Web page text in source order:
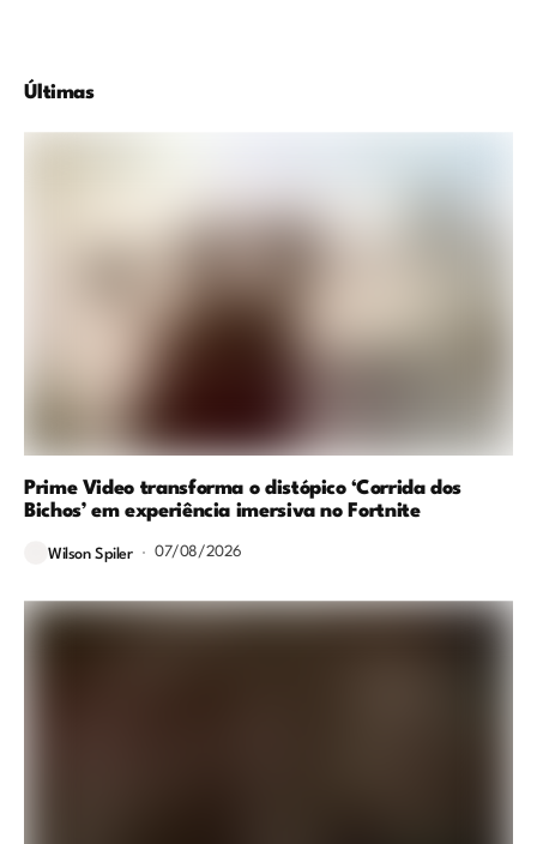
Últimas
Prime Video transforma o distópico ‘Corrida dos
Bichos’ em experiência imersiva no Fortnite
Wilson Spiler 07/08/2026